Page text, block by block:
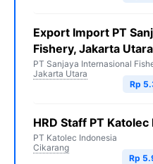
Export Import PT
Fishery, Jakarta Utara
PT Sanjaya Internasional
Jakarta Utara
Rp
HRD Staff PT
PT Katolec Indonesia
Cikarang
Rp